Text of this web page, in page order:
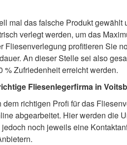
mal das falsche Produkt
verlegt werden, um das
Fliesenverlegung profitieren Sie
An dieser Stelle sei also
% Zufriedenheit erreicht werden.
Fliesenlegerfirma in
dem richtigen Profi für das
abgearbeitet. Hier werden die
noch jeweils eine